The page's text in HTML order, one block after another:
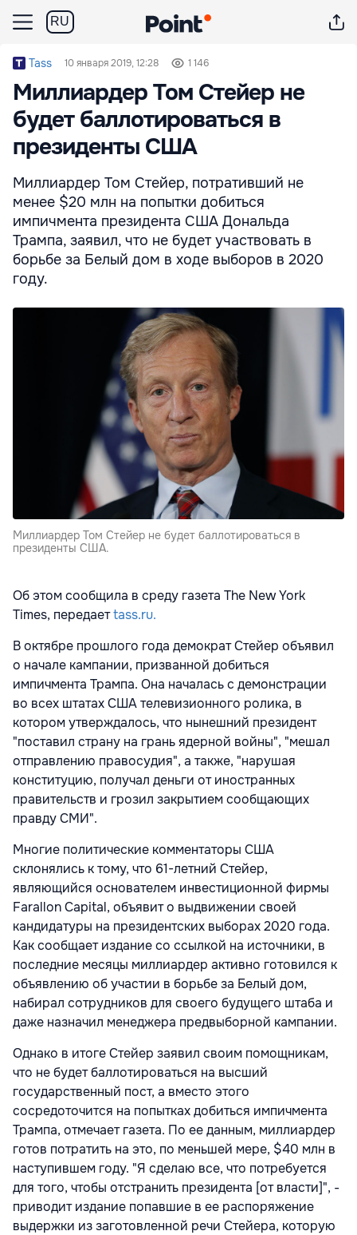
RU
Tass 10 января 2019, 12:28 1 146
Миллиардер Том Стейер не
будет баллотироваться в
президенты США
Миллиардер Том Стейер, потративший не
менее $20 млн на попытки добиться
импичмента президента США Дональда
Трампа, заявил, что не будет участвовать в
борьбе за Белый дом в ходе выборов в 2020
году.
Миллиардер Том Стейер не будет баллотироваться в
президенты США.
Об этом сообщила в среду газета The New York
Times, передаетtass.ru.
В октябре прошлого года демократ Стейер объявил
о начале кампании, призванной добиться
импичмента Трампа. Она началась с демонстрации
во всех штатах США телевизионного ролика, в
котором утверждалось, что нынешний президент
"поставил страну на грань ядерной войны", "мешал
отправлению правосудия", а также, "нарушая
конституцию, получал деньги от иностранных
правительств и грозил закрытием сообщающих
правду СМИ".
Многие политические комментаторы США
склонялись к тому, что 61-летний Стейер,
являющийся основателем инвестиционной фирмы
Farallon Capital, объявит о выдвижении своей
кандидатуры на президентских выборах 2020 года.
Как сообщает издание со ссылкой на источники, в
последние месяцы миллиардер активно готовился к
объявлению об участии в борьбе за Белый дом,
набирал сотрудников для своего будущего штаба и
даже назначил менеджера предвыборной кампании.
Однако в итоге Стейер заявил своим помощникам,
что не будет баллотироваться на высший
государственный пост, а вместо этого
сосредоточится на попытках добиться импичмента
Трампа, отмечает газета. По ее данным, миллиардер
готов потратить на это, по меньшей мере, $40 млн в
наступившем году. "Я сделаю все, что потребуется
для того, чтобы отстранить президента [от власти]", -
приводит издание попавшие в ее распоряжение
выдержки из заготовленной речи Стейера, которую